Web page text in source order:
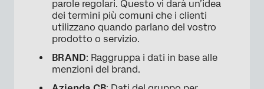
parole regolari. Questo vi darà un’idea
dei termini più comuni che i clienti
utilizzano quando parlano del vostro
prodotto o servizio.
BRAND: Raggruppa i dati in base alle
menzioni del brand.